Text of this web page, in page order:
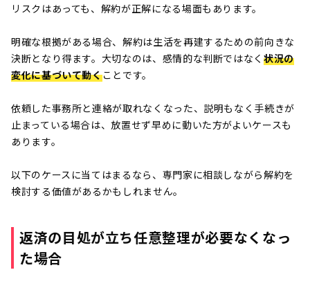
リスクはあっても、解約が正解になる場面もあります。
明確な根拠がある場合、解約は生活を再建するための前向きな
決断となり得ます。大切なのは、感情的な判断ではなく状況の
変化に基づいて動くことです。
依頼した事務所と連絡が取れなくなった、説明もなく手続きが
止まっている場合は、放置せず早めに動いた方がよいケースも
あります。
以下のケースに当てはまるなら、専門家に相談しながら解約を
検討する価値があるかもしれません。
返済の目処が立ち任意整理が必要なくなっ
た場合